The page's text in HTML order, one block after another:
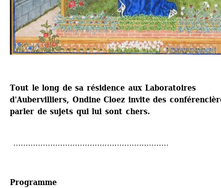
Tout le long de sa résidence aux Laboratoires
d'Aubervilliers, Ondine Cloez invite des
parler de sujets qui lui sont chers.
...............................................................
Programme